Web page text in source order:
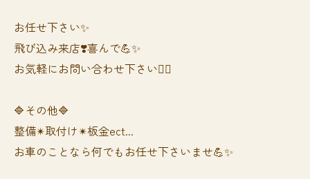
お任せ下さい✨
飛び込み来店❣️喜んで💪✨
お気軽にお問い合わせ下さい🙆‍♀️
🔷その他🔷
整備✴︎取付け✴︎板金ect...
お車のことなら何でもお任せ下さいませ💪✨